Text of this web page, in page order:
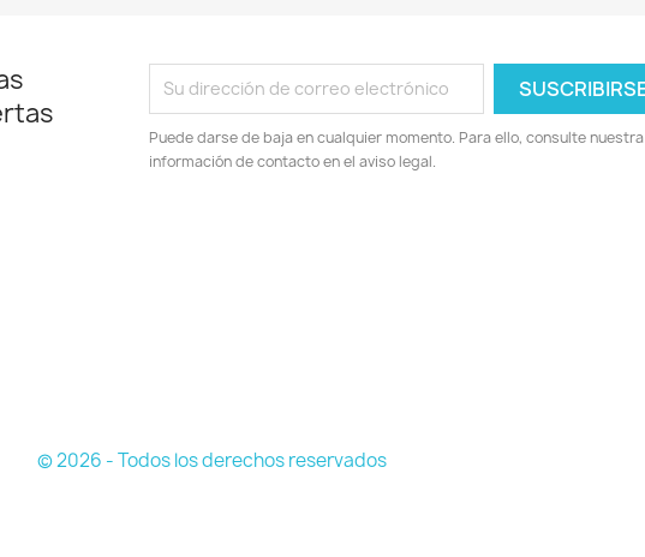
Puede darse de baja en cualquier momento. Para ello, consulte nuestra
información de contacto en el aviso legal.
© 2026 - Todos los derechos reservados